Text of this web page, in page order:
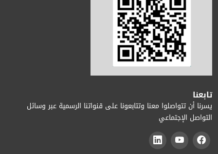
تابعنا
يسرنا أن تتواصلوا معنا وتتابعونا على قنواتنا الرسمية عبر وسائل
التواصل الإجتماعي